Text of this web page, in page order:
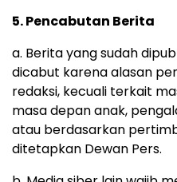
5. Pencabutan Berita
a. Berita yang sudah
dicabut karena alasan
redaksi, kecuali terkait
masa depan anak,
atau berdasarkan
ditetapkan Dewan Pers.